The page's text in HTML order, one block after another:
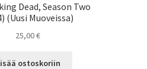
Dead, Season Two
(Uusi Muoveissa)
25,00€
ostoskoriin